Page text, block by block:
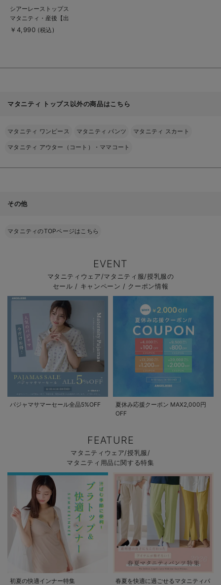
商
品
詳
を
シアーレーストップス
マタニティ・産後【出
産後も長く使える】
￥4,990 (税込)
マタニティ トップス以外の商品はこちら
マタニティ ワンピース マタニティ パンツ マタニティ スカート
マタニティ アウター（コート）・ママコート
その他
マタニティのTOPページはこちら
EVENT
マタニティウェア/マタニティ服/授乳服の
セール / キャンペーン / クーポン情報
パジャマサマーセール全品5%OFF
夏休み応援クーポン MAX2,000円
OFF
FEATURE
マタニティウェア/授乳服/
マタニティ用品に関する特集
初夏の快適インナー特集
春夏を快適に過ごせるマタニティパ